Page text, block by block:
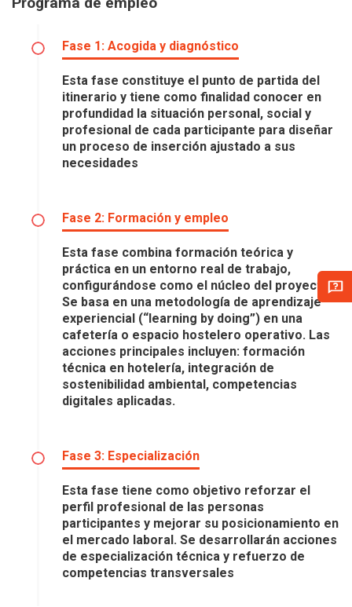
Fase 1: Acogida y diagnóstico
Esta fase constituye el punto de partida del
itinerario y tiene como finalidad conocer en
profundidad la situación personal, social y
profesional de cada participante para diseñar
un proceso de inserción ajustado a sus
necesidades
Fase 2: Formación y empleo
Esta fase combina formación teórica y
práctica en un entorno real de trabajo,
configurándose como el núcleo del proyecto.
Se basa en una metodología de aprendizaje
experiencial (“learning by doing”) en una
cafetería o espacio hostelero operativo. Las
acciones principales incluyen: formación
técnica en hotelería, integración de
sostenibilidad ambiental, competencias
digitales aplicadas.
Fase 3: Especialización
Esta fase tiene como objetivo reforzar el
perfil profesional de las personas
participantes y mejorar su posicionamiento en
el mercado laboral. Se desarrollarán acciones
de especialización técnica y refuerzo de
competencias transversales